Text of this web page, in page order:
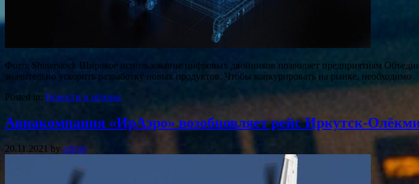
Фото: Shuterstock Широкое использование цифровых двойников позволяет предприятиям
значительно ускорить разработку новых продуктов. Чтобы конкурировать на рынке, необходимо
Posted in: Новости и обзоры
Авиакомпания «ИрАэро» возобновляет рейс Иркутск-
20.11.2021 by admin